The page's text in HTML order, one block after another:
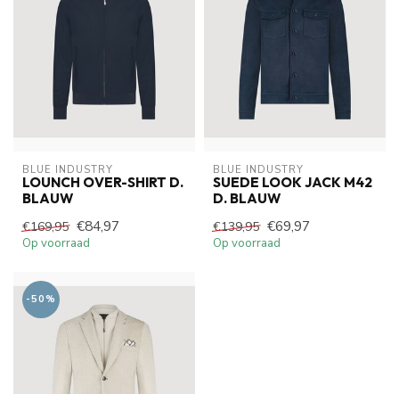
BLUE INDUSTRY
LOUNCH OVER-SHIRT D.
BLAUW
€169,95 €84,97
Op voorraad
BLUE INDUSTRY
SUEDE LOOK JACK M42
D. BLAUW
€139,95 €69,97
Op voorraad
-50%